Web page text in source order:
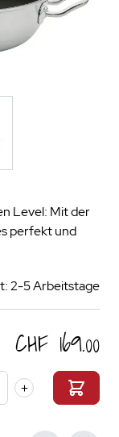
Level: Mit der
perfekt und
2-5 Arbeitstage
CHF 169.00